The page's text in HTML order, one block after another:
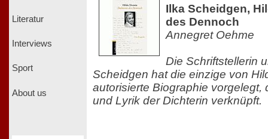
Literatur
Interviews
Sport
About us
Ilka Scheidgen,
des Dennoch
Annegret Oehme
Die Schriftstellerin
Scheidgen hat die einzige von
autorisierte Biographie vorgelegt,
und Lyrik der Dichterin verknüpft.